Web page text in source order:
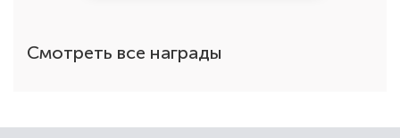
Смотреть все награды